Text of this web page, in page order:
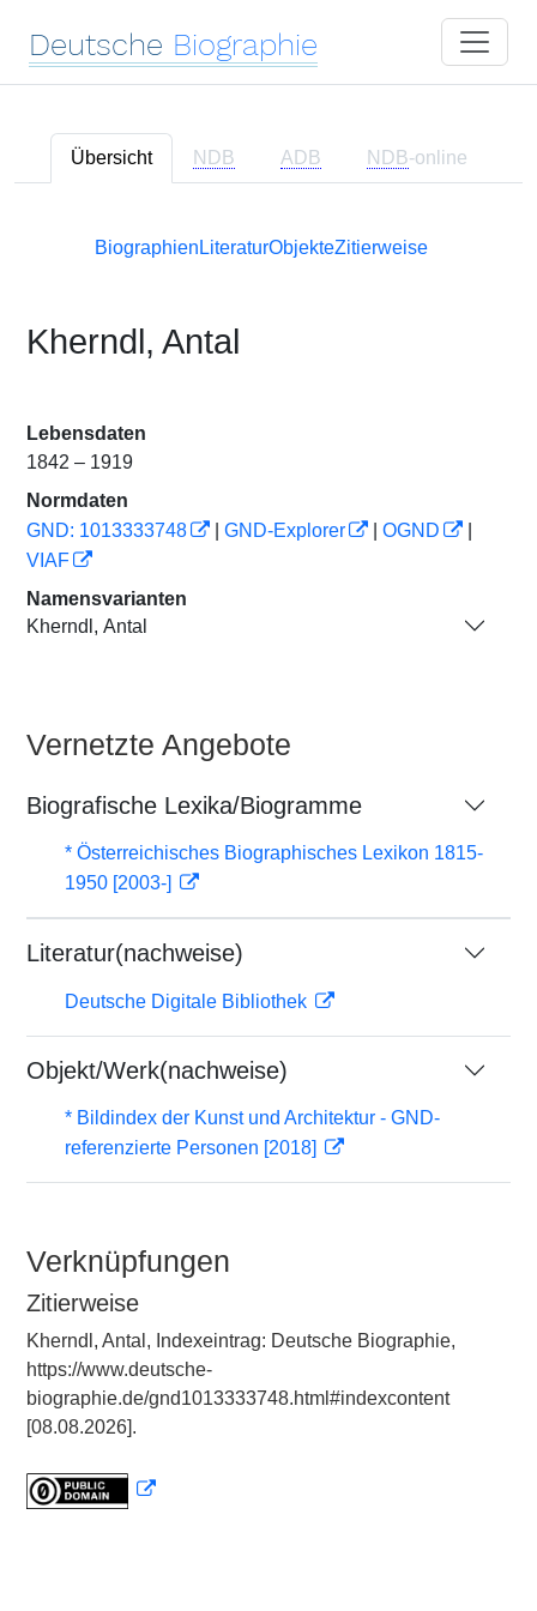
Deutsche Biographie
Übersicht NDB ADB NDB-online
Biographien LiteraturObjekteZitierweise
Kherndl, Antal
Lebensdaten
1842 – 1919
Normdaten
GND: 1013333748
GND-Explorer OGND
VIAF
Namensvarianten
Kherndl, Antal
Vernetzte Angebote
Biografische Lexika/Biogramme
* Österreichisches Biographisches Lexikon 1815-
1950 [2003-]
Literatur(nachweise)
Deutsche Digitale Bibliothek
Objekt/Werk(nachweise)
* Bildindex der Kunst und Architektur - GND-
referenzierte Personen [2018]
Verknüpfungen
Zitierweise
Kherndl, Antal, Indexeintrag: Deutsche Biographie,
https://www.deutsche-
biographie.de/gnd1013333748.html#indexcontent
[08.08.2026].